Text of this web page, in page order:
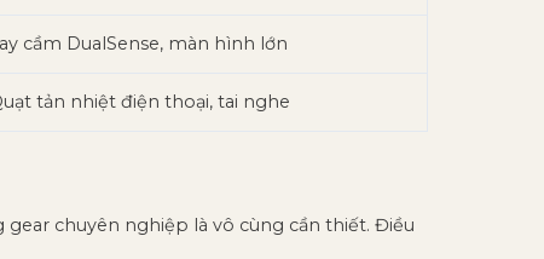
cầm DualSense, màn hình lớn
tản nhiệt điện thoại, tai nghe
chuyên nghiệp là vô cùng cần thiết. Điều